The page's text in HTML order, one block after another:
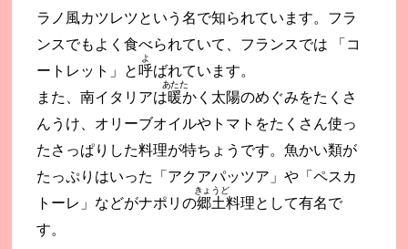
ラノ風カツレツという名で知られています。フラ
ンスでもよく食べられていて、フランスでは 「コ
ートレット」と呼
よ
ばれています。
また、南イタリアは暖
あたた
かく太陽のめぐみをたくさ
んうけ、オリーブオイルやトマトをたくさん使っ
たさっぱりした料理が特ちょうです。魚かい類が
たっぷりはいった「アクアパッツア」や「ペスカ
トーレ」などがナポリの郷土
きょうど
料理として有名で
す。